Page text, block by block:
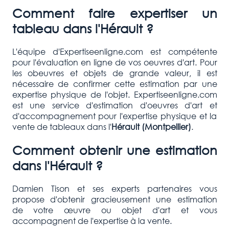
Comment faire expertiser un
tableau dans l'Hérault ?
L'équipe d'Expertiseenligne.com est compétente
pour l'évaluation en ligne de vos oeuvres d'art. Pour
les obeuvres et objets de grande valeur, il est
nécessaire de confirmer cette estimation par une
expertise physique de l'objet. Expertiseenligne.com
est une service d'estimation d'oeuvres d'art et
d'accompagnement pour l'expertise physique et la
vente de tableaux dans l'Hérault (Montpellier).
Comment obtenir une estimation
dans l'Hérault ?
Damien Tison et ses experts partenaires vous
propose d'obtenir gracieusement une estimation
de votre œuvre ou objet d'art et vous
accompagnent de l'expertise à la vente.